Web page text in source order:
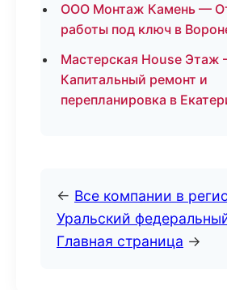
ООО Монтаж Камень —
работы под ключ в
Мастерская House Этаж
Капитальный ремонт и
перепланировка в
← Все компании в
Уральский
Главная страница →